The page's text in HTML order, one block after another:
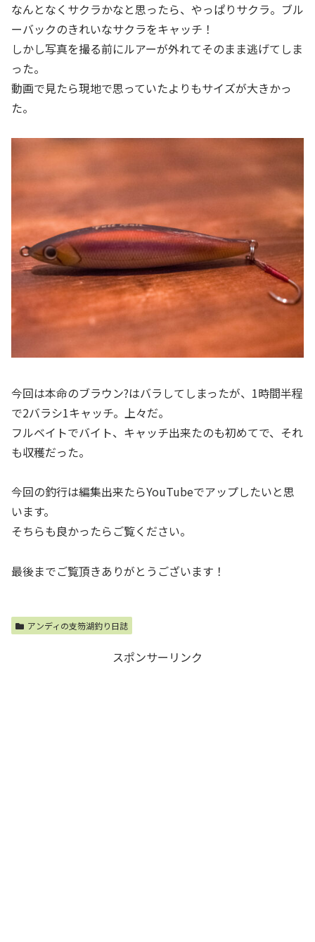
なんとなくサクラかなと思ったら、やっぱりサクラ。ブル
ーバックのきれいなサクラをキャッチ！
しかし写真を撮る前にルアーが外れてそのまま逃げてしま
った。
動画で見たら現地で思っていたよりもサイズが大きかっ
た。
今回は本命のブラウン?はバラしてしまったが、1時間半程
で2バラシ1キャッチ。上々だ。
フルベイトでバイト、キャッチ出来たのも初めてで、それ
も収穫だった。
今回の釣行は編集出来たらYouTubeでアップしたいと思
います。
そちらも良かったらご覧ください。
最後までご覧頂きありがとうございます！
アンディの支笏湖釣り日誌
スポンサーリンク